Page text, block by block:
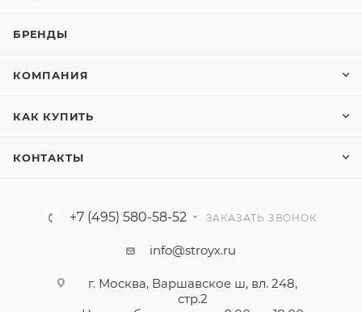
БРЕНДЫ
КОМПАНИЯ
КАК КУПИТЬ
КОНТАКТЫ
+7 (495) 580-58-52 ЗАКАЗАТЬ ЗВОНОК
info@stroyx.ru
г. Москва, Варшавское ш, вл. 248,
стр.2